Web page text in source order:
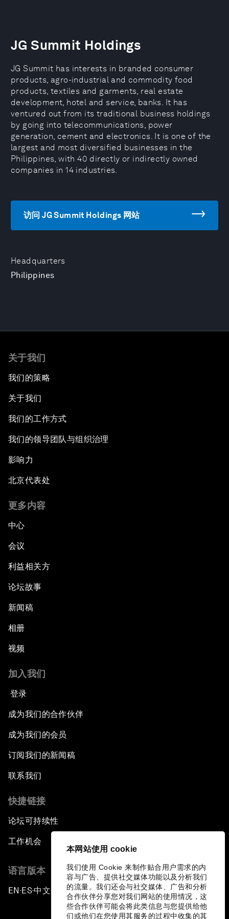
本网站使用 cookie
我们使用 Cookie 来制作贴合用户需求的内
容与广告、提供社交媒体功能以及分析我们
的流量。我们还会与社交媒体、广告和分析
合作伙伴分享您对我们网站的使用情况，这
些合作伙伴可能会将此类信息与您提供给他
们或他们在您使用其服务的过程中收集的其
Headquarters
Philippines
JG Summit Holdings
JG Summit has interests in branded consumer
products, agro-industrial and commodity food
products, textiles and garments, real estate
development, hotel and service, banks. It has
ventured out from its traditional business holdings
by going into telecommunications, power
generation, cement and electronics. It is one of the
largest and most diversified businesses in the
Philippines, with 40 directly or indirectly owned
companies in 14 industries.
访问 JG Summit Holdings 网站
关于我们
我们的策略
关于我们
我们的工作方式
我们的领导团队与组织治理
影响力
北京代表处
更多内容
中心
会议
利益相关方
论坛故事
新闻稿
相册
视频
加入我们
登录
成为我们的合作伙伴
成为我们的会员
订阅我们的新闻稿
联系我们
快捷链接
论坛可持续性
工作机会
语言版本
EN ▪ES▪中文▪ 日本語